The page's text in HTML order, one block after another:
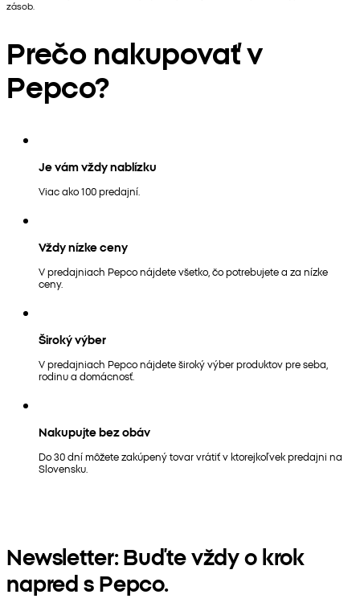
zásob.
Prečo nakupovať v
Pepco?
Je vám vždy nablízku
Viac ako 100 predajní.
Vždy nízke ceny
V predajniach Pepco nájdete všetko, čo potrebujete a za nízke
ceny.
Široký výber
V predajniach Pepco nájdete široký výber produktov pre seba,
rodinu a domácnosť.
Nakupujte bez obáv
Do 30 dní môžete zakúpený tovar vrátiť v ktorejkoľvek predajni na
Slovensku.
Newsletter: Buďte vždy o krok
napred s Pepco.